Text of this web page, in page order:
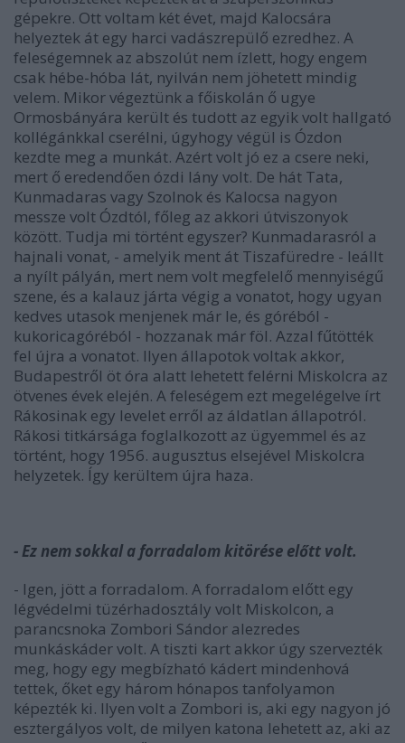
gépekre. Ott voltam két évet, majd Kalocsára
helyeztek át egy harci vadászrepülő ezredhez. A
feleségemnek az abszolút nem ízlett, hogy engem
csak hébe-hóba lát, nyilván nem jöhetett mindig
velem. Mikor végeztünk a főiskolán ő ugye
Ormosbányára került és tudott az egyik volt hallgató
kollégánkkal cserélni, úgyhogy végül is Ózdon
kezdte meg a munkát. Azért volt jó ez a csere neki,
mert ő eredendően ózdi lány volt. De hát Tata,
Kunmadaras vagy Szolnok és Kalocsa nagyon
messze volt Ózdtól, főleg az akkori útviszonyok
között. Tudja mi történt egyszer? Kunmadarasról a
hajnali vonat, - amelyik ment át Tiszafüredre - leállt
a nyílt pályán, mert nem volt megfelelő mennyiségű
szene, és a kalauz járta végig a vonatot, hogy ugyan
kedves utasok menjenek már le, és góréból -
kukoricagóréból - hozzanak már föl. Azzal fűtötték
fel újra a vonatot. Ilyen állapotok voltak akkor,
Budapestről öt óra alatt lehetett felérni Miskolcra az
ötvenes évek elején. A feleségem ezt megelégelve írt
Rákosinak egy levelet erről az áldatlan állapotról.
Rákosi titkársága foglalkozott az ügyemmel és az
történt, hogy 1956. augusztus elsejével Miskolcra
helyzetek. Így kerültem újra haza.
- Ez nem sokkal a forradalom kitörése előtt volt.
- Igen, jött a forradalom. A forradalom előtt egy
légvédelmi tüzérhadosztály volt Miskolcon, a
parancsnoka Zombori Sándor alezredes
munkáskáder volt. A tiszti kart akkor úgy szervezték
meg, hogy egy megbízható kádert mindenhová
tettek, őket egy három hónapos tanfolyamon
képezték ki. Ilyen volt a Zombori is, aki egy nagyon jó
esztergályos volt, de milyen katona lehetett az, aki az